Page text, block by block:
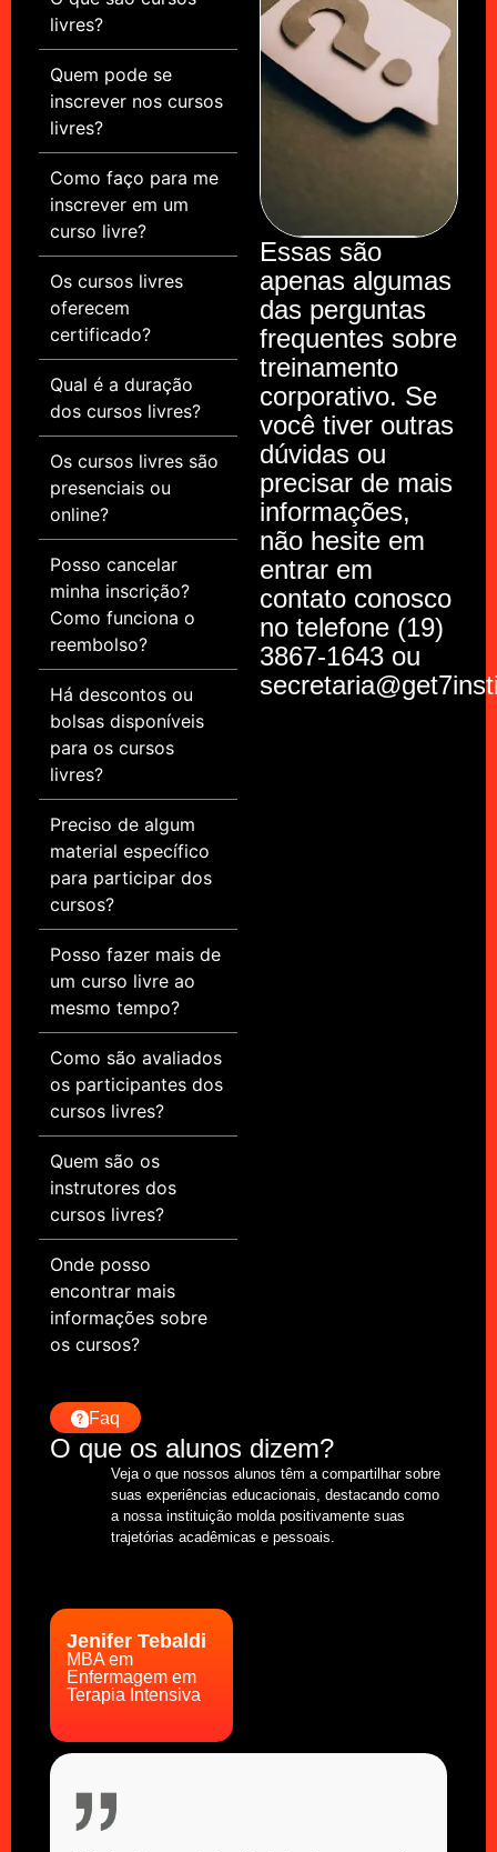
livres?
Quem pode se
inscrever nos cursos
livres?
Como faço para me
inscrever em um
curso livre?
Os cursos livres
oferecem
certificado?
Qual é a duração
dos cursos livres?
Os cursos livres são
presenciais ou
online?
Posso cancelar
minha inscrição?
Como funciona o
reembolso?
Há descontos ou
bolsas disponíveis
para os cursos
livres?
Preciso de algum
material específico
para participar dos
cursos?
Posso fazer mais de
um curso livre ao
mesmo tempo?
Como são avaliados
os participantes dos
cursos livres?
Quem são os
instrutores dos
cursos livres?
Onde posso
encontrar mais
informações sobre
os cursos?
Essas são
apenas algumas
das perguntas
frequentes sobre
treinamento
corporativo. Se
você tiver outras
dúvidas ou
precisar de mais
informações,
não hesite em
entrar em
contato conosco
no telefone (19)
3867-1643 ou
Faq
O que os alunos dizem?
Veja o que nossos alunos têm a compartilhar sobre
suas experiências educacionais, destacando como
a nossa instituição molda positivamente suas
trajetórias acadêmicas e pessoais.
Jenifer Tebaldi
MBA em
Enfermagem em
Terapia Intensiva